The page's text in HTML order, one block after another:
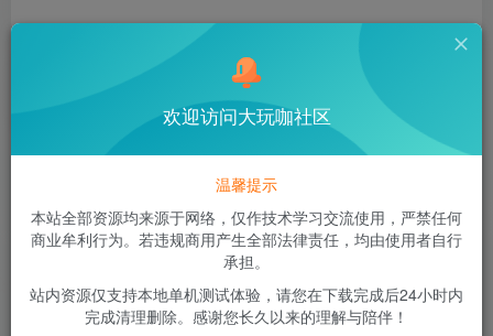
2
欢迎访问大玩咖社区
温馨提示
本站全部资源均来源于网络，仅作技术学习交流使用，严禁任何
商业牟利行为。若违规商用产生全部法律责任，均由使用者自行
承担。
站内资源仅支持本地单机测试体验，请您在下载完成后24小时内
完成清理删除。感谢您长久以来的理解与陪伴！